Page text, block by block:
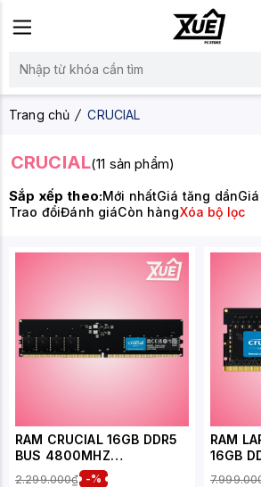
Trang chủ CRUCIAL
CRUCIAL(11 sản phẩm)
Sắp xếp theo:Mới nhấtGiá tăng dần
Trao đổiĐánh giáCòn hàngXóa bộ lọc
RAM CRUCIAL 16GB DDR5
BUS 4800MHZ
(CT16G48C40U5)
2.299.000₫ -%
RAM
16GB
CL40